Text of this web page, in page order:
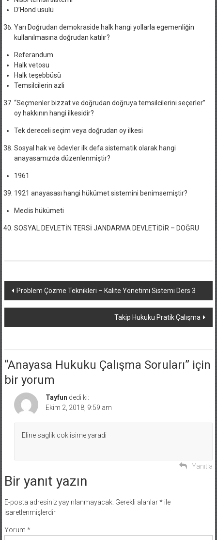
D’Hond usulü
Yarı Doğrudan demokraside halk hangi yollarla egemenliğin
kullanılmasına doğrudan katılır?
Referandum
Halk vetosu
Halk teşebbüsü
Temsilcilerin azli
“Seçmenler bizzat ve doğrudan doğruya temsilcilerini seçerler”
oy hakkının hangi ilkesidir?
Tek dereceli seçim veya doğrudan oy ilkesi
Sosyal hak ve ödevler ilk defa sistematik olarak hangi
anayasamızda düzenlenmiştir?
1961
1921 anayasası hangi hükümet sistemini benimsemiştir?
Meclis hükümeti
SOSYAL DEVLETİN TERSİ JANDARMA DEVLETİDİR – DOĞRU
Yazı
dolaşımı
Problem Çözme Teknikleri – Kalite Yönetimi Sistemi Ders 3
Takip Hukuku Pratik Çalışma
“Anayasa Hukuku Çalışma Soruları” için
bir yorum
Tayfun dedi ki:
Ekim 2, 2018, 9:59 am
Eline saglik cok isime yaradi
Yanıtla
Bir yanıt yazın
E-posta adresiniz yayınlanmayacak. Gerekli alanlar*ile
işaretlenmişlerdir
Yorum *